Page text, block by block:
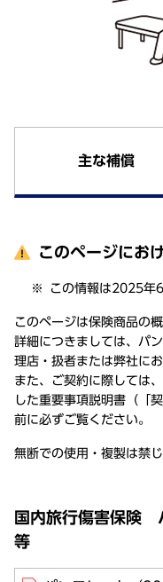
主な補償
このページにお
この情報は2025年
このページは保険商品の
詳細につきましては、パ
理店・扱者または弊社に
また、ご契約に際しては
した重要事項説明書（「
前に必ずご覧ください。
無断での使用・複製は禁じ
国内旅行傷害保険
等